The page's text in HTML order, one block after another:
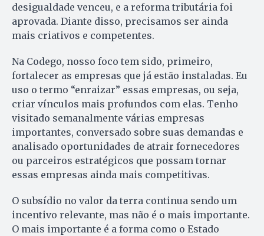
desigualdade venceu, e a reforma tributária foi
aprovada. Diante disso, precisamos ser ainda
mais criativos e competentes.
Na Codego, nosso foco tem sido, primeiro,
fortalecer as empresas que já estão instaladas. Eu
uso o termo “enraizar” essas empresas, ou seja,
criar vínculos mais profundos com elas. Tenho
visitado semanalmente várias empresas
importantes, conversado sobre suas demandas e
analisado oportunidades de atrair fornecedores
ou parceiros estratégicos que possam tornar
essas empresas ainda mais competitivas.
O subsídio no valor da terra continua sendo um
incentivo relevante, mas não é o mais importante.
O mais importante é a forma como o Estado